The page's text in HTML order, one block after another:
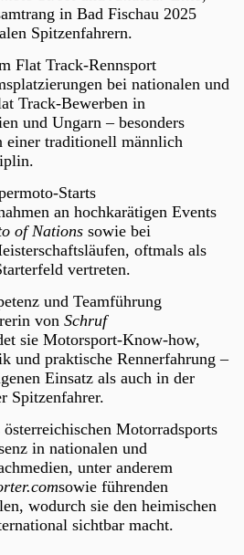
in Bad Fischau 2025
Spitzenfahrern.
Flat Track-Rennsport
bei nationalen und
Track-Bewerben in
und Ungarn – besonders
einer traditionell männlich
Starts
an hochkarätigen Events
of Nations sowie bei
oftmals als
vertreten.
und Teamführung
von Schruf
sie Motorsport-Know-how,
und praktische Rennerfahrung –
Einsatz als auch in der
Spitzenfahrer.
Motorradsports
in nationalen und
unter anderem
sowie führenden
wodurch sie den heimischen
sichtbar macht.